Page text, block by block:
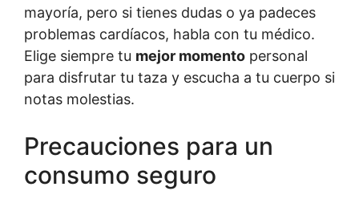
mayoría, pero si tienes dudas o ya padeces
problemas cardíacos, habla con tu médico.
Elige siempre tu mejor momento personal
para disfrutar tu taza y escucha a tu cuerpo si
notas molestias.
Precauciones para un
consumo seguro